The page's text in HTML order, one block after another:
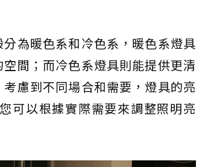
為暖色系和冷色系，暖色系燈具
間；而冷色系燈具則能提供更清
慮到不同場合和需要，燈具的亮
可以根據實際需要來調整照明亮